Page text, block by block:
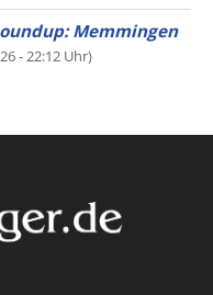
Memmingen
- 22:12 Uhr)